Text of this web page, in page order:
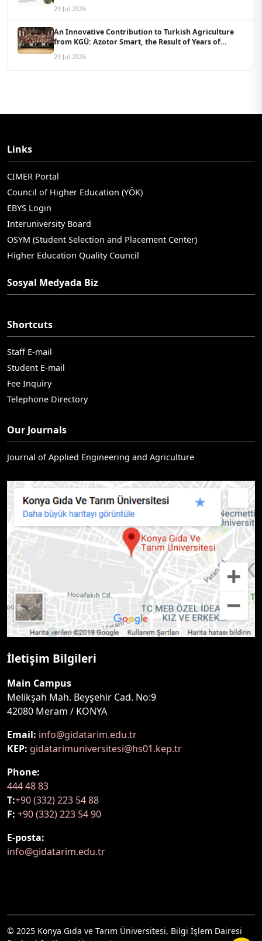
29 Jul 2026
An Innovative Contribution to Turkish Agriculture
from KGÜ: Azotor Smart, the Result of Years of
29 Jul 2026
Links
CIMER Portal
Council of Higher Education (YÖK)
EBYS Login
Interuniversity Board
OSYM (Student Selection and Placement Center)
Higher Education Quality Council
Sosyal Medyada Biz
Shortcuts
Staff E-mail
Student E-mail
Fee Inquiry
Telephone Directory
Our Journals
Journal of Applied Engineering and Agriculture
İletişim Bilgileri
Main Campus
Melikşah Mah. Beyşehir Cad. No:9
42080 Meram / KONYA
Email: info@gidatarim.edu.tr
KEP: gidatarimuniversitesi@hs01.kep.tr
Phone:
444 48 83
T:+90 (332) 223 54 88
F: +90 (332) 223 54 90
E-posta:
info@gidatarim.edu.tr
© 2025 Konya Gıda ve Tarım Üniversitesi, Bilgi İşlem Dairesi